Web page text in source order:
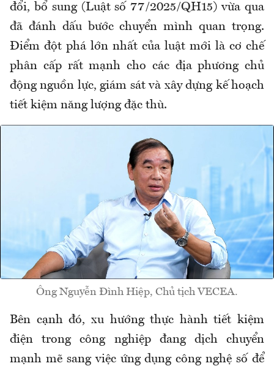
đổi, bổ sung (Luật số 77/2025/QH15) vừa qua
đã đánh dấu bước chuyển mình quan trọng.
Điểm đột phá lớn nhất của luật mới là cơ chế
phân cấp rất mạnh cho các địa phương chủ
động nguồn lực, giám sát và xây dựng kế hoạch
tiết kiệm năng lượng đặc thù.
Ông Nguyễn Đình Hiệp, Chủ tịch VECEA.
Bên cạnh đó, xu hướng thực hành tiết kiệm
điện trong công nghiệp đang dịch chuyển
mạnh mẽ sang việc ứng dụng công nghệ số để